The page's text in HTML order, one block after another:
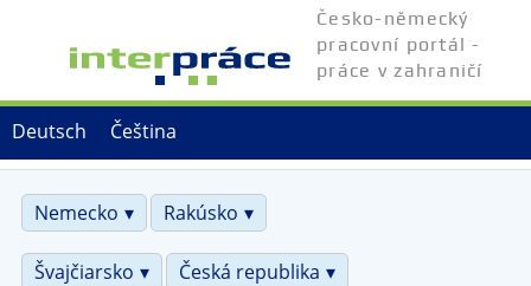
Čeština
Deutsch
Česko-německý
pracovní portál -
práce v zahraničí
Nemecko Rakúsko
Švajčiarsko Česká republika